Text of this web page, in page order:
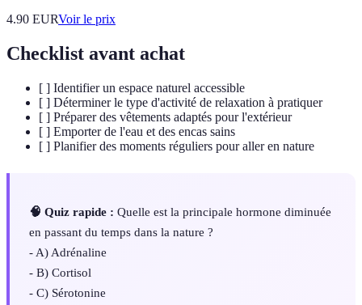
4.90 EURVoir le prix
Checklist avant achat
[ ] Identifier un espace naturel accessible
[ ] Déterminer le type d'activité de relaxation à pratiquer
[ ] Préparer des vêtements adaptés pour l'extérieur
[ ] Emporter de l'eau et des encas sains
[ ] Planifier des moments réguliers pour aller en nature
🧠 Quiz rapide : Quelle est la principale hormone diminuée
en passant du temps dans la nature ?
- A) Adrénaline
- B) Cortisol
- C) Sérotonine